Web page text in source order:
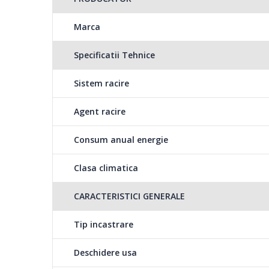
Aceasta optiune va
amplasat frigiderul.
dreapta sau pe
Nivel de zgomot redus
pentru reducerea zgomotului.
Datorita sticlei
Marca
Specificatii Tehnice
Sistem racire
Agent racire
Consum anual energie
Clasa climatica
CARACTERISTICI GENERALE
Tip incastrare
Deschidere usa